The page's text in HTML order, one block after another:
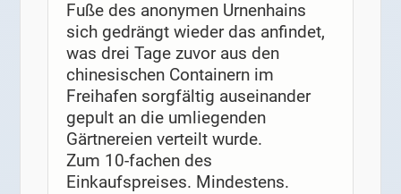
Fuße des anonymen Urnenhains
sich gedrängt wieder das anfindet,
was drei Tage zuvor aus den
chinesischen Containern im
Freihafen sorgfältig auseinander
gepult an die umliegenden
Gärtnereien verteilt wurde.
Zum 10-fachen des
Einkaufspreises. Mindestens.